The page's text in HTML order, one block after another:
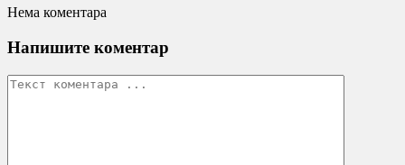
Нема коментара
Напишите коментар